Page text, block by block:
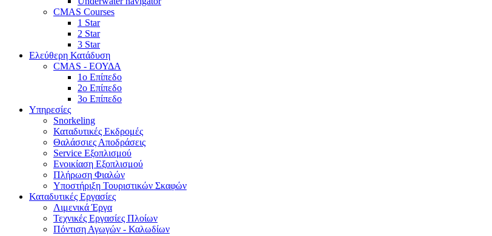
CMAS Courses
1 Star
2 Star
3 Star
Ελεύθερη Κατάδυση
CMAS - ΕΟΥΔΑ
1ο Επίπεδο
2ο Επίπεδο
3ο Επίπεδο
Υπηρεσίες
Snorkeling
Καταδυτικές Εκδρομές
Θαλάσσιες Αποδράσεις
Service Εξοπλισμού
Ενοικίαση Εξοπλισμού
Πλήρωση Φιαλών
Υποστήριξη Τουριστικών Σκαφών
Καταδυτικές Εργασίες
Λιμενικά Έργα
Τεχνικές Εργασίες Πλοίων
Πόντιση Αγωγών - Καλωδίων